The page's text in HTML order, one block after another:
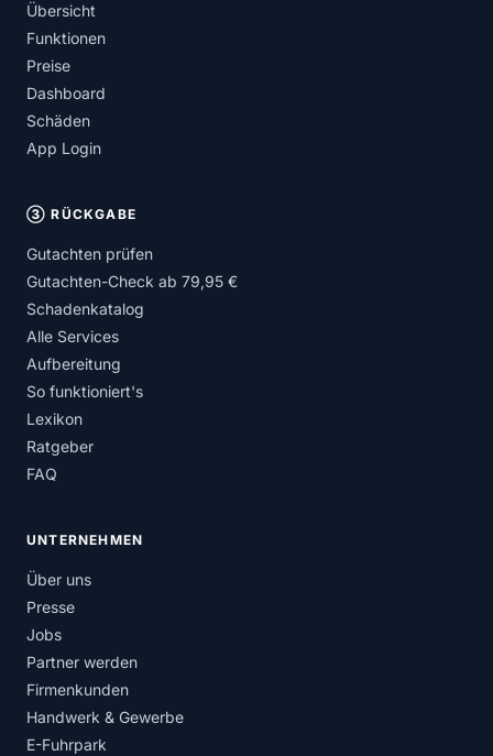
Übersicht
Funktionen
Preise
Dashboard
Schäden
App Login
③ RÜCKGABE
Gutachten prüfen
Gutachten-Check ab 79,95 €
Schadenkatalog
Alle Services
Aufbereitung
So funktioniert's
Lexikon
Ratgeber
FAQ
UNTERNEHMEN
Über uns
Presse
Jobs
Partner werden
Firmenkunden
Handwerk & Gewerbe
E-Fuhrpark